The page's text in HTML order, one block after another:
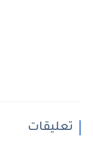
تعليقات